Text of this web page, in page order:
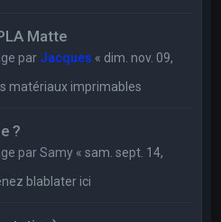
Matte
par Jacques « dim. nov. 09,
matériaux imprimables
?
parSamy «sam. sept. 14,
blablater ici